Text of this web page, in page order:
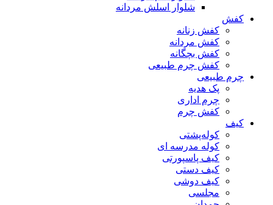
شلوار اسلش مردانه
کفش
کفش زنانه
کفش مردانه
کفش بچگانه
کفش چرم طبیعی
چرم طبیعی
پک هدیه
چرم اداری
کفش چرم
کیف
کوله‌پشتی
کوله مدرسه ای
کیف پاسپورتی
کیف دستی
کیف دوشی
مجلسی